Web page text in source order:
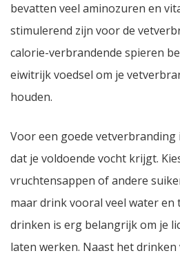
bevatten veel aminozuren en
stimulerend zijn voor de
calorie-verbrandende spieren
eiwitrijk voedsel om je
houden.
Voor een goede
dat je voldoende vocht krijgt.
vruchtensappen of andere
maar drink vooral veel water en
drinken is erg belangrijk om je
laten werken. Naast het